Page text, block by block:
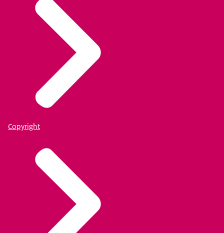
Copyright